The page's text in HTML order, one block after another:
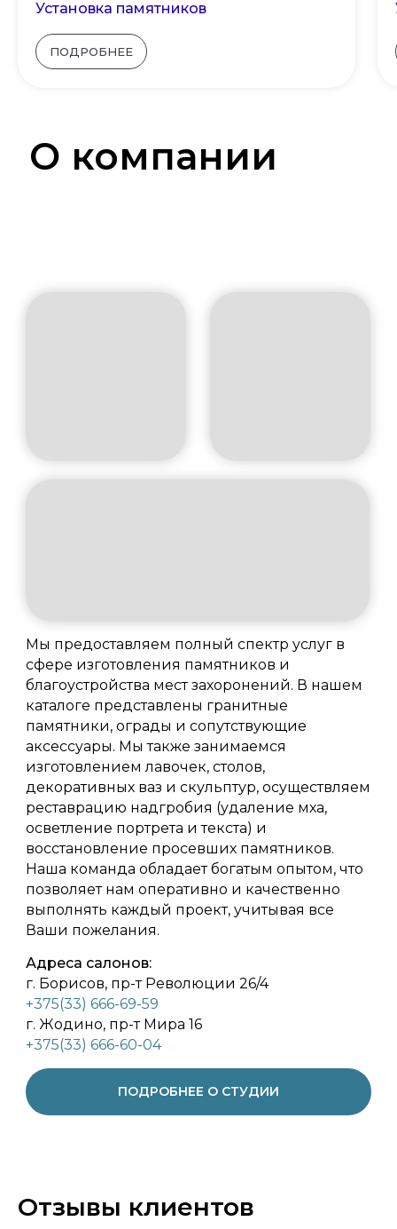
Установка памятников
ПОДРОБНЕЕ
Мы предоставляем полный спектр услуг в
сфере изготовления памятников и
благоустройства мест захоронений. В нашем
каталоге представлены гранитные
памятники, ограды и сопутствующие
аксессуары. Мы также занимаемся
изготовлением лавочек, столов,
декоративных ваз и скульптур, осуществляем
реставрацию надгробия (удаление мха,
осветление портрета и текста) и
восстановление просевших памятников.
Наша команда обладает богатым опытом, что
позволяет нам оперативно и качественно
выполнять каждый проект, учитывая все
Ваши пожелания.
Адреса салонов:
г. Борисов, пр-т Революции 26/4
+375(33) 666-69-59
г. Жодино, пр-т Мира 16
+375(33) 666-60-04
ПОДРОБНЕЕ О СТУДИИ
О компании
Отзывы клиентов